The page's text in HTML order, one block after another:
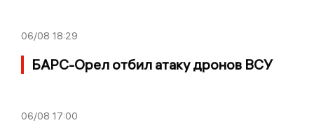
06/08 18:29
БАРС-Орел отбил атаку дронов ВСУ
06/08 17:00